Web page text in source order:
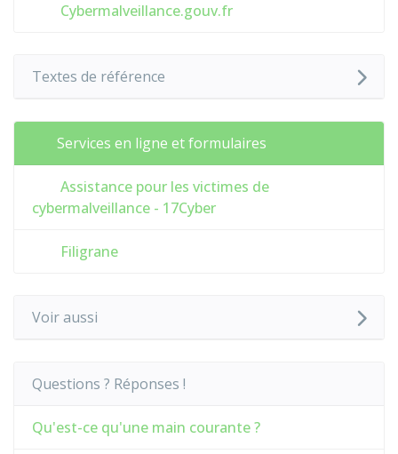
Cybermalveillance.gouv.fr
Textes de référence
Services en ligne et formulaires
Assistance pour les victimes de
cybermalveillance - 17Cyber
Filigrane
Voir aussi
Questions ? Réponses !
Qu'est-ce qu'une main courante ?